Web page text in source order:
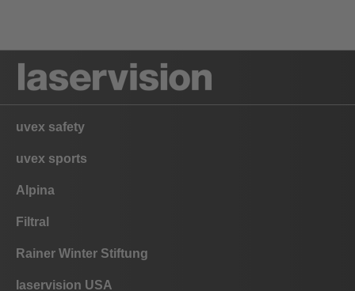
uvex safety
uvex sports
Alpina
Filtral
Rainer Winter Stiftung
laservision USA